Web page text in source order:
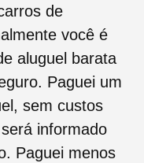
de
você é
aluguel barata
Paguei um
sem custos
informado
Paguei menos